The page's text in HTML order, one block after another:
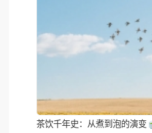
茶饮千年史：从煮到泡的演变